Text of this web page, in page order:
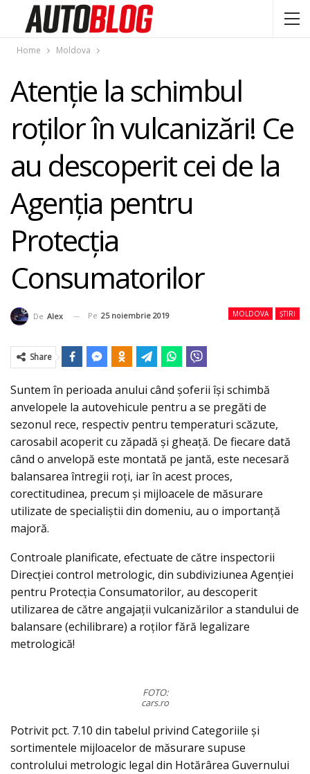
Home Moldova
Atenţie la schimbul
roţilor în vulcanizări! Ce
au descoperit cei de la
Agenția pentru
Protecția
Consumatorilor
MOLDOVA ȘTIRI
De Alex Pe 25 noiembrie 2019
Share
Suntem în perioada anului când șoferii își schimbă
anvelopele la autovehicule pentru a se pregăti de
sezonul rece, respectiv pentru temperaturi scăzute,
carosabil acoperit cu zăpadă și gheață. De fiecare dată
când o anvelopă este montată pe jantă, este necesară
balansarea întregii roți, iar în acest proces,
corectitudinea, precum și mijloacele de măsurare
utilizate de specialiștii din domeniu, au o importanță
majoră.
Controale planificate, efectuate de către inspectorii
Direcției control metrologic, din subdiviziunea Agenției
pentru Protecția Consumatorilor, au descoperit
utilizarea de către angajații vulcanizărilor a standului de
balansare (echilibrare) a roților fără legalizare
metrologică!
FOTO:
cars.ro
Potrivit pct. 7.10 din tabelul privind Categoriile şi
sortimentele mijloacelor de măsurare supuse
controlului metrologic legal din Hotărârea Guvernului